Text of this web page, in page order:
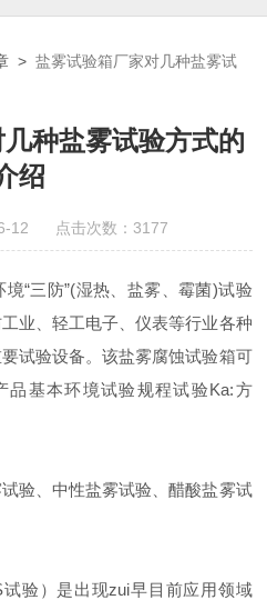
>盐雾试验箱厂家对几种盐雾试
种盐雾试验方式的
绍
12 点击次数：3177
境“三防”(湿热、盐雾、霉菌)试验
业、轻工电子、仪表等行业各种
试验设备。该盐雾腐蚀试验箱可
品基本环境试验规程试验Ka:方
验、中性盐雾试验、醋酸盐雾试
验）是出现zui早目前应用领域